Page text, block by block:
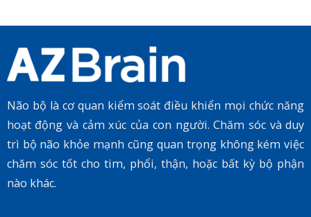
Não bộ là cơ quan kiểm soát điều khiển mọi chức năng
hoạt động và cảm xúc của con người. Chăm sóc và duy
trì bộ não khỏe mạnh cũng quan trọng không kém việc
chăm sóc tốt cho tim, phổi, thận, hoặc bất kỳ bộ phận
nào khác.